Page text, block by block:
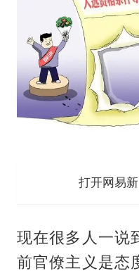
打开网易
现在很多人一说
前官僚主义是态